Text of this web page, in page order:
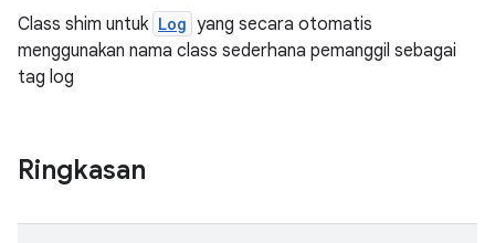
Class shim untuk Log yang secara otomatis
menggunakan nama class sederhana pemanggil sebagai
tag log
Ringkasan